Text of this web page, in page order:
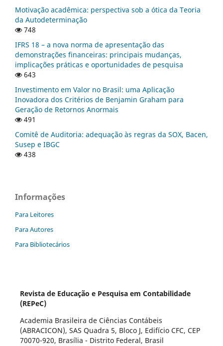
Motivação acadêmica: perspectiva sob a ótica da Teoria
da Autodeterminação
748
IFRS 18 – a nova norma de apresentação das
demonstrações financeiras: principais mudanças,
implicações práticas e oportunidades de pesquisa
643
Investimento em Valor no Brasil: uma Aplicação
Inovadora dos Critérios de Benjamin Graham para
Geração de Retornos Anormais
491
Comitê de Auditoria: adequação às regras da SOX, Bacen,
Susep e IBGC
438
Informações
Para Leitores
Para Autores
Para Bibliotecários
Revista de Educação e Pesquisa em Contabilidade
(REPeC)
Academia Brasileira de Ciências Contábeis
(ABRACICON), SAS Quadra 5, Bloco J, Edifício CFC, CEP
70070-920, Brasília - Distrito Federal, Brasil